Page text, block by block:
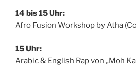
14 bis 15 Uhr:
Afro Fusion Workshop by Atha
15 Uhr:
Arabic & English Rap von „Moh